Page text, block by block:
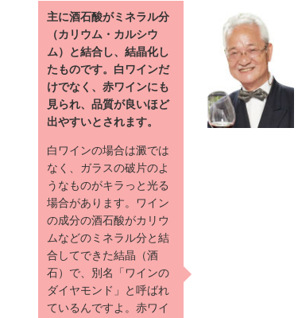
主に酒石酸がミネラル分
（カリウム・カルシウ
ム）と結合し、結晶化し
たものです。白ワインだ
けでなく、赤ワインにも
見られ、品質が良いほど
出やすいとされます。
白ワインの場合は澱では
なく、ガラスの破片のよ
うなものがキラっと光る
場合があります。ワイン
の成分の酒石酸がカリウ
ムなどのミネラル分と結
合してできた結晶（酒
石）で、別名「ワインの
ダイヤモンド」と呼ばれ
ているんですよ。赤ワイ